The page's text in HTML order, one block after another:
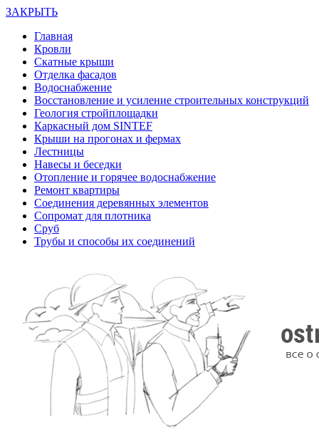
ЗАКРЫТЬ
Главная
Кровли
Скатные крыши
Отделка фасадов
Водоснабжение
Восстановление и усиление строительных конструкций
Геология стройплощадки
Каркасный дом SINTEF
Крыши на прогонах и фермах
Лестницы
Навесы и беседки
Отопление и горячее водоснабжение
Ремонт квартиры
Соединения деревянных элементов
Сопромат для плотника
Сруб
Трубы и способы их соединений